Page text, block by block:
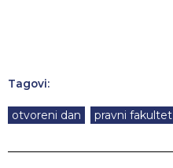
Tagovi:
otvoreni dan pravni fakultet